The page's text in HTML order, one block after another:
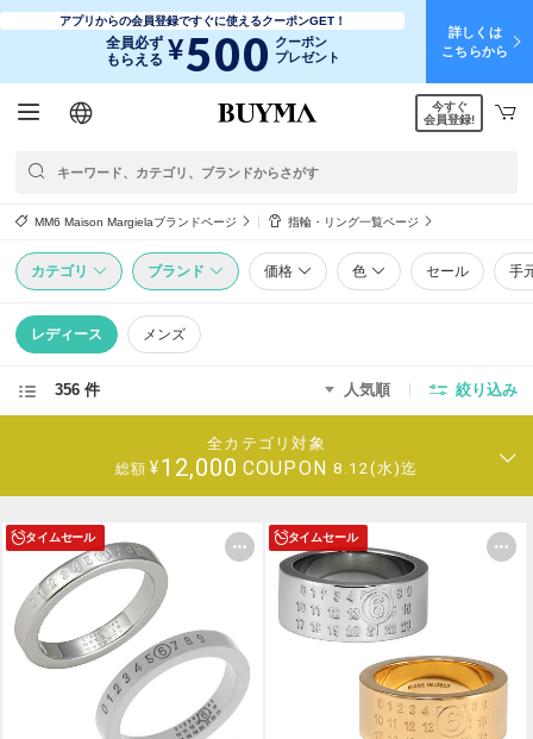
アプリからの会員登録ですぐに使えるクーポンGET！
全員必ず
もらえる ¥500 クーポン
プレゼント
詳しくは
こちらから
日本語
English
简体中文
繁體中文
今すぐ
会員登録!
MM6 Maison Margielaブランドページ 指輪・リング一覧ページ
カテゴリ ブランド 価格 色 セール 手
レディース メンズ
356 件 人気順 絞り込み
全カテゴリ対象
総額 ¥12,000 COUPON 8.12(水)迄
タイムセール タイムセール